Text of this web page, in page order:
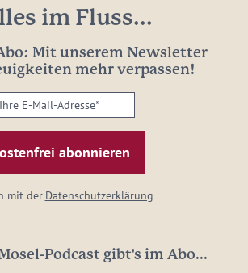
im Fluss...
Mit unserem Newsletter
mehr verpassen!
mit der Datenschutzerklärung
Podcast gibt's im Abo...